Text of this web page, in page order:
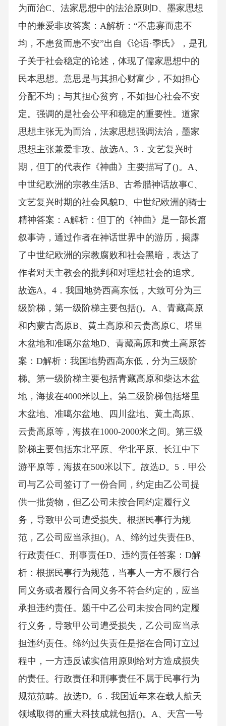
为而治C、法家思想中的法治原则D、墨家思想
中的兼爱非攻答案：A解析：“不患寡而患不
均，不患贫而患不安”出自《论语·季氏》，是孔
子关于社会稳定的论述，体现了儒家思想中的
民本思想。意思是与其担心财富少，不如担心
分配不均；与其担心贫穷，不如担心社会不安
定。强调的是社会公平和稳定的重要性。道家
思想主张无为而治，法家思想强调法治，墨家
思想主张兼爱非攻。故选A。3．文艺复兴时
期，但丁的代表作《神曲》主要描写了()。A、
中世纪欧洲的宗教生活B、古希腊神话故事C、
文艺复兴时期的社会风貌D、中世纪欧洲的骑士
精神答案：A解析：但丁的《神曲》是一部长篇
叙事诗，通过作者在神话世界中的游历，揭露
了中世纪欧洲的宗教腐败和社会黑暗，表达了
作者对天主教会的批判和对理想社会的追求。
故选A。4．我国地势西高东低，大致可分为三
级阶梯，第一级阶梯主要包括()。A、青藏高原
和内蒙古高原B、黄土高原和云贵高原C、塔里
木盆地和准噶尔盆地D、青藏高原和黄土高原答
案：D解析：我国地势西高东低，分为三级阶
梯。第一级阶梯主要包括青藏高原和柴达木盆
地，海拔在4000米以上。第二级阶梯包括塔里
木盆地、准噶尔盆地、四川盆地、黄土高原、
云贵高原等，海拔在1000-2000米之间。第三级
阶梯主要包括东北平原、华北平原、长江中下
游平原等，海拔在500米以下。故选D。5．甲公
司与乙公司签订了一份合同，约定由乙公司提
供一批货物，但乙公司未按合同约定履行义
务，导致甲公司遭受损失。根据民事行为规
范，乙公司应当承担()。A、缔约过失责任B、
行政责任C、刑事责任D、违约责任答案：D解
析：根据民事行为规范，当事人一方不履行合
同义务或者履行合同义务不符合约定的，应当
承担违约责任。题干中乙公司未按合同约定履
行义务，导致甲公司遭受损失，乙公司应当承
担违约责任。缔约过失责任是指在合同订立过
程中，一方违反诚实信用原则给对方造成损失
的责任。行政责任和刑事责任不属于民事行为
规范范畴。故选D。6．我国近年来在载人航天
领域取得的重大科技成就包括()。A、天宫一号